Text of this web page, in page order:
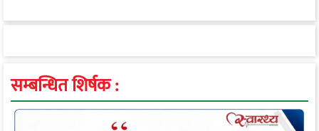
सम्बन्धित शिर्षक :